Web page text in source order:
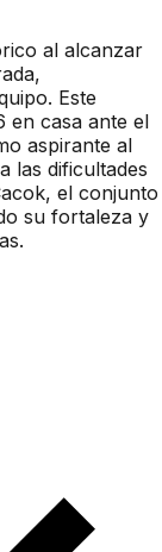
al alcanzar
Este
en casa ante el
aspirante al
las dificultades
el conjunto
su fortaleza y